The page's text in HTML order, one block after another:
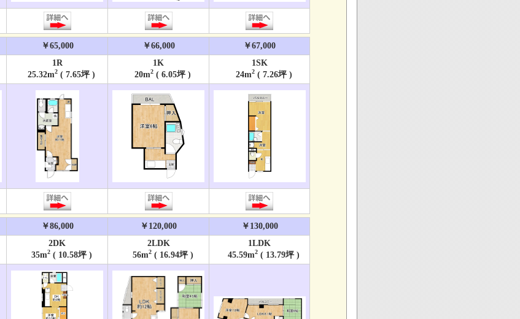
￥65,000 ￥66,000
￥67,000
1R
25.32m2 ( 7.65坪 )
1K
20m2 ( 6.05坪 )
1SK
24m2( 7.26坪 )
￥86,000 ￥120,000
￥130,000
2DK
35m2( 10.58坪 )
2LDK
56m2( 16.94坪 )
1LDK
45.59m2 ( 13.79坪 )